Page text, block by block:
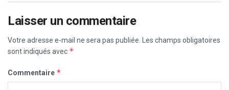
Laisser un commentaire
Votre adresse e-mail ne sera pas publiée. Les champs obligatoires
sont indiqués avec *
Commentaire *